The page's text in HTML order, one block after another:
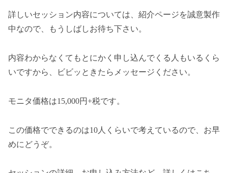
詳しいセッション内容については、紹介ページを誠意製作
中なので、もうしばしお待ち下さい。
内容わからなくてもとにかく申し込んでくる人もいるくら
いですから、ビビッときたらメッセージください。
モニタ価格は15,000円+税です。
この価格でできるのは10人くらいで考えているので、お早
めにどうぞ。